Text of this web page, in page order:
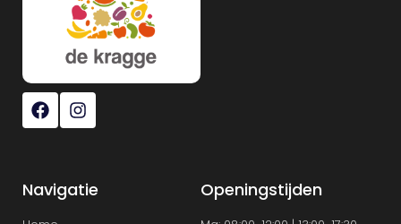
Navigatie Openingstijden